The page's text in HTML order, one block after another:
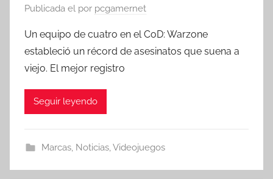
Publicada el por pcgamernet
Un equipo de cuatro en el CoD: Warzone
estableció un récord de asesinatos que suena a
viejo. El mejor registro
Seguir leyendo
Marcas, Noticias,Videojuegos